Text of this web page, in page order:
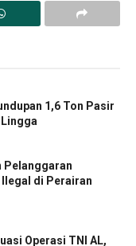
1,6 Ton Pasir
Pelanggaran
Ilegal di Perairan
Operasi TNI AL,